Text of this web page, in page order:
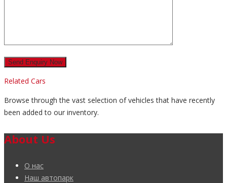
Related Cars
Browse through the vast selection of vehicles that have recently
been added to our inventory.
About Us
О нас
Наш автопарк